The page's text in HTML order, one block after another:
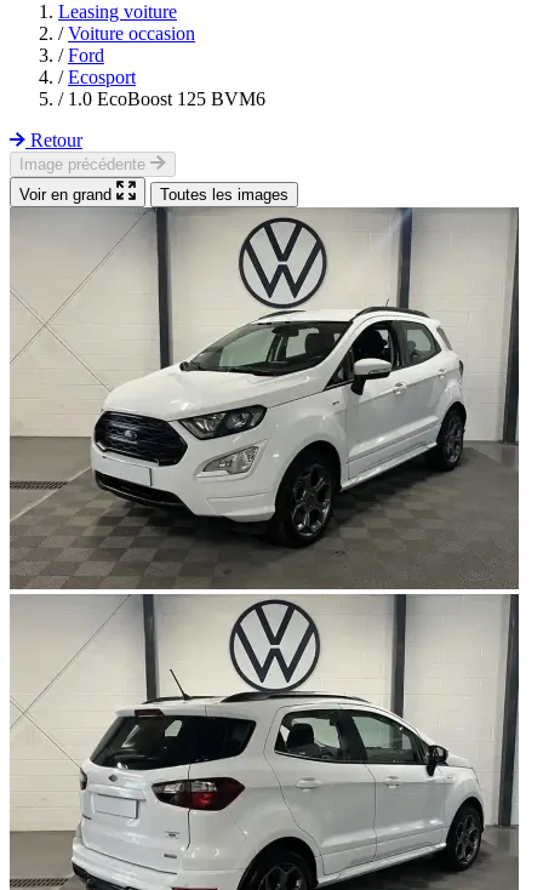
Leasing voiture
/ Voiture occasion
/ Ford
/ Ecosport
/ 1.0 EcoBoost 125 BVM6
Retour
Image précédente
Voir en grand
Toutes les images